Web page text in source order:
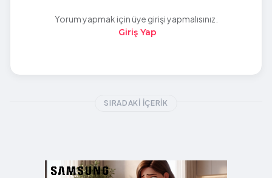
Yorum yapmak için üye girişi yapmalısınız.
Giriş Yap
SIRADAKI İÇERIK